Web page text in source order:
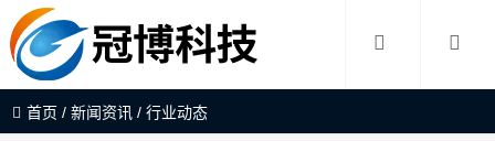
首页 /新闻资讯 /行业动态